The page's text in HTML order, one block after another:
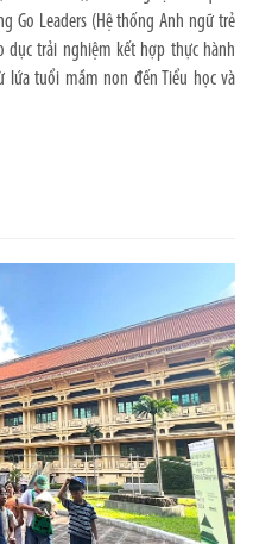
Go Leaders (Hệ thống Anh ngữ trẻ
dục trải nghiệm kết hợp thực hành
tuổi mầm non đến Tiểu học và